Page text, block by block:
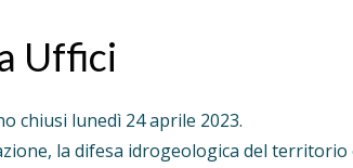
Uffici
chiusi lunedì 24 aprile 2023.
la difesa idrogeologica del